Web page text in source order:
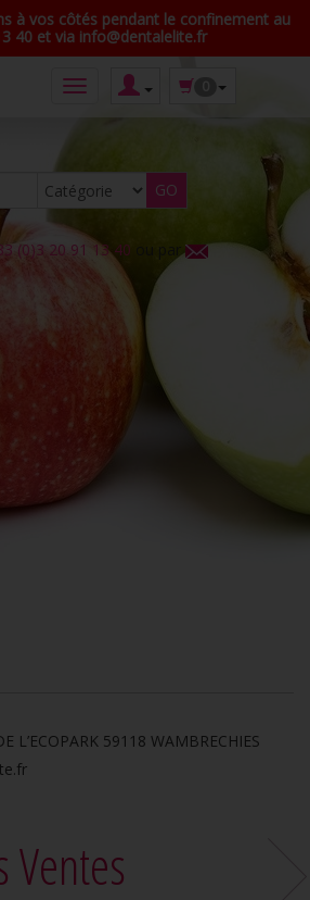
à vos côtés pendant le confinement au
40 et via info@dentalelite.fr
(0)3 20 91 13 40 ou par
L’ECOPARK 59118 WAMBRECHIES